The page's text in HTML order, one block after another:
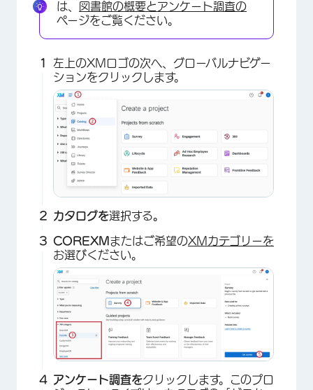
は、
図書館の概要とアンケート調査の
ページをご覧ください。
左上のXMロゴの次へ、グローバルナビゲー
ションをクリックします。
カタログを選択する。
COREXM またはご希望のXMカテゴリーを
お選びください。
アンケート調査をクリックします。このプロ